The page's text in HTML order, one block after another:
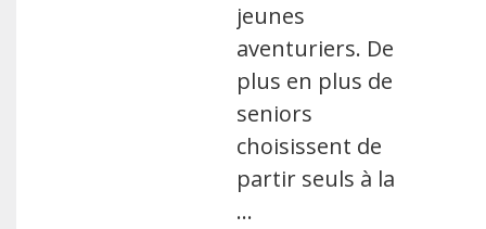
jeunes
aventuriers. De
plus en plus de
seniors
choisissent de
partir seuls à la
…